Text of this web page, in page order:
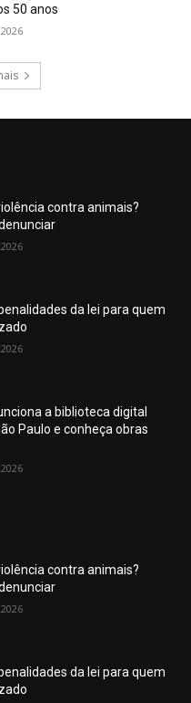
50 anos
contra animais?
da lei para quem
a biblioteca digital
Paulo e conheça obras
contra animais?
da lei para quem